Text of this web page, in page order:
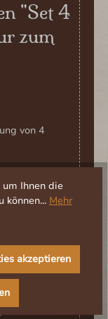
"Set 4
zum
von 4
3. Vikings
Wunden
aber die
Basteln
Hautkleber
Ihnen die
können... Mehr
akzeptieren